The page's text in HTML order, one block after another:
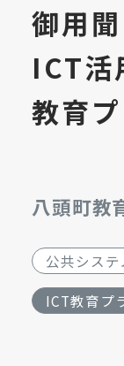
御用
ICT活
教育
八頭町教
公共シス
ICT教育プ